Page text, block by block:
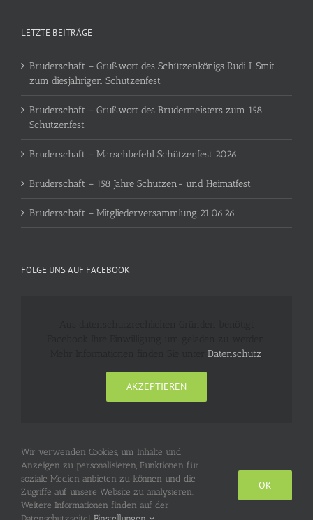
LETZTE BEITRÄGE
Bruderschaft – Grußwort des Schützenkönigs Rudi I. Smit
zum diesjährigen Schützenfest
Bruderschaft – Grußwort des Brudermeisters zum 158
Schützenfest
Bruderschaft – Marschbefehl Schützenfest 2026
Bruderschaft – 158 Jahre Schützen- und Heimatfest
Bruderschaft – Mitgliederversammlung 21.06.26
FOLGE UNS AUF FACEBOOK
Datenschutz
AKZEPTIEREN
© Copyright 2017-2026 Hubertusschützen Stürzelberg | Alle Rechte
vorbehalten |Impressum
Wir verwenden Cookies, um Inhalte und
Anzeigen zu personalisieren, Funktionen für
soziale Medien anbieten zu können und die
Zugriffe auf unsere Website zu analysieren.
Weitere Informationen finden auf der
OK